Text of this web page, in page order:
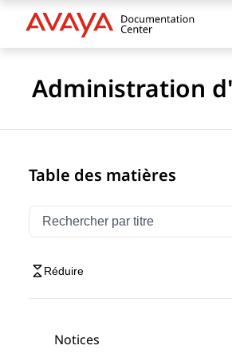
Administration
Table des matières
Filtrer la navigation par titre
Saisissez pour filtrer les
Réduire
Notices